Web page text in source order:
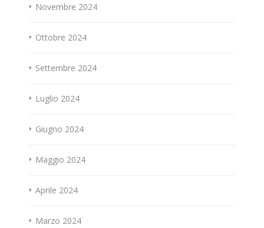
Novembre 2024
Ottobre 2024
Settembre 2024
Luglio 2024
Giugno 2024
Maggio 2024
Aprile 2024
Marzo 2024